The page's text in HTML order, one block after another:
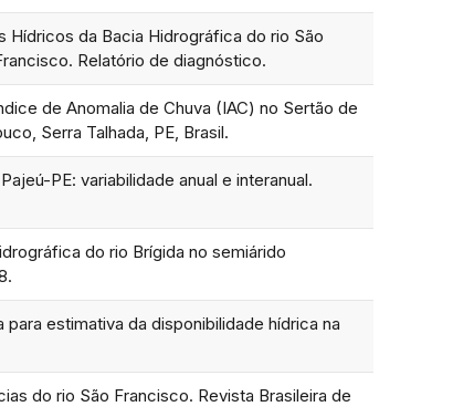
Hídricos da Bacia Hidrográfica do rio São
Relatório de diagnóstico.
de Anomalia de Chuva (IAC) no Sertão de
Serra Talhada, PE, Brasil.
PE: variabilidade anual e interanual.
do rio Brígida no semiárido
estimativa da disponibilidade hídrica na
do rio São Francisco. Revista Brasileira de